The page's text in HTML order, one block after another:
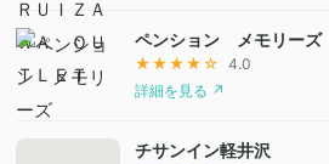
ペンション メモリーズ
★★★★☆
4.0
詳細を見る ↗
チサンイン軽井沢